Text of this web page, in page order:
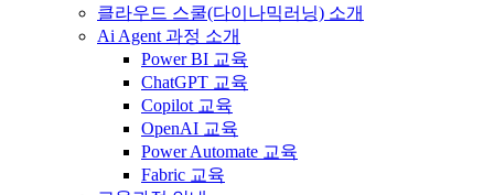
클라우드 스쿨(다이나믹러닝) 소개
Ai Agent 과정 소개
Power BI 교육
ChatGPT 교육
Copilot 교육
OpenAI 교육
Power Automate 교육
Fabric 교육